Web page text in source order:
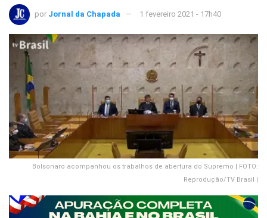
por Jornal da Chapada 1 fevereiro 2021 - 17h40
Bolsonaro acompanhou os trabalhos de abertura do Supremo | FOTO:
Reprodução/TV Brasil |